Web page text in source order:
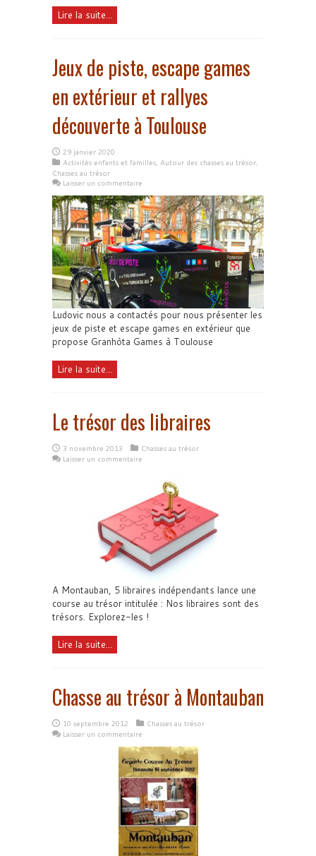
Lire la suite...
Jeux de piste, escape games
en extérieur et rallyes
découverte à Toulouse
29 janvier 2020
Activités enfants et familles, Autour des chasses au trésor,
Chasses au trésor
Laisser un commentaire
Ludovic nous a contactés pour nous présenter les
jeux de piste et escape games en extérieur que
propose Granhòta Games à Toulouse
Lire la suite...
Le trésor des libraires
3 novembre 2013
Chasses au trésor
Laisser un commentaire
A Montauban, 5 libraires indépendants lance une
course au trésor intitulée : Nos libraires sont des
trésors. Explorez-les !
Lire la suite...
Chasse au trésor à Montauban
10 septembre 2012
Chasses au trésor
Laisser un commentaire